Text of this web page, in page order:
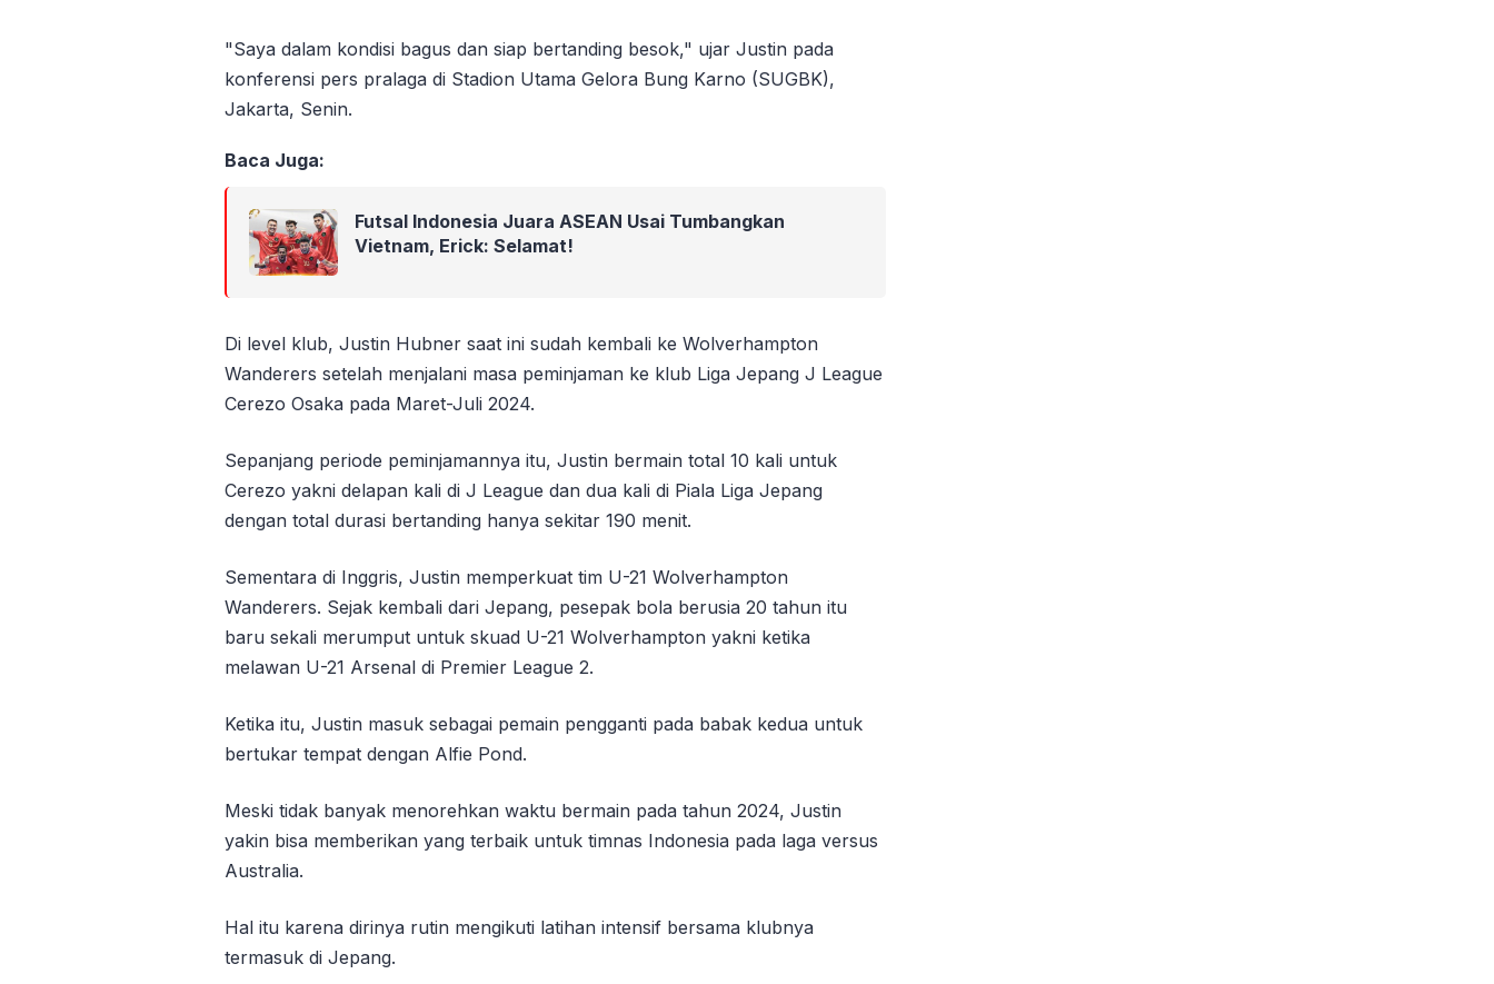
"Saya dalam kondisi bagus dan siap bertanding besok," ujar Justin pada
konferensi pers pralaga di Stadion Utama Gelora Bung Karno (SUGBK),
Jakarta, Senin.
Baca Juga:
Futsal Indonesia Juara ASEAN Usai Tumbangkan
Vietnam, Erick: Selamat!
Di level klub, Justin Hubner saat ini sudah kembali ke Wolverhampton
Wanderers setelah menjalani masa peminjaman ke klub Liga Jepang J League
Cerezo Osaka pada Maret-Juli 2024.
Sepanjang periode peminjamannya itu, Justin bermain total 10 kali untuk
Cerezo yakni delapan kali di J League dan dua kali di Piala Liga Jepang
dengan total durasi bertanding hanya sekitar 190 menit.
Sementara di Inggris, Justin memperkuat tim U-21 Wolverhampton
Wanderers. Sejak kembali dari Jepang, pesepak bola berusia 20 tahun itu
baru sekali merumput untuk skuad U-21 Wolverhampton yakni ketika
melawan U-21 Arsenal di Premier League 2.
Ketika itu, Justin masuk sebagai pemain pengganti pada babak kedua untuk
bertukar tempat dengan Alfie Pond.
Meski tidak banyak menorehkan waktu bermain pada tahun 2024, Justin
yakin bisa memberikan yang terbaik untuk timnas Indonesia pada laga versus
Australia.
Hal itu karena dirinya rutin mengikuti latihan intensif bersama klubnya
termasuk di Jepang.